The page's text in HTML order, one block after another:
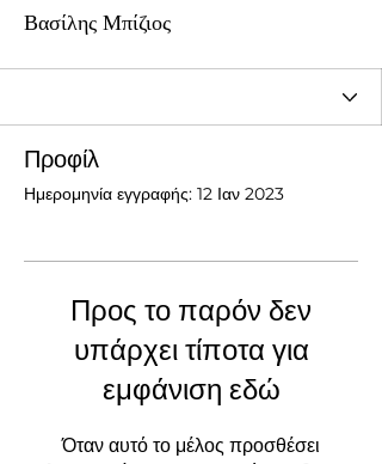
Βασίλης Μπίζιος
Προφίλ
Ημερομηνία εγγραφής: 12 Ιαν 2023
Προς το παρόν δεν
υπάρχει τίποτα για
εμφάνιση εδώ
Όταν αυτό το μέλος προσθέσει